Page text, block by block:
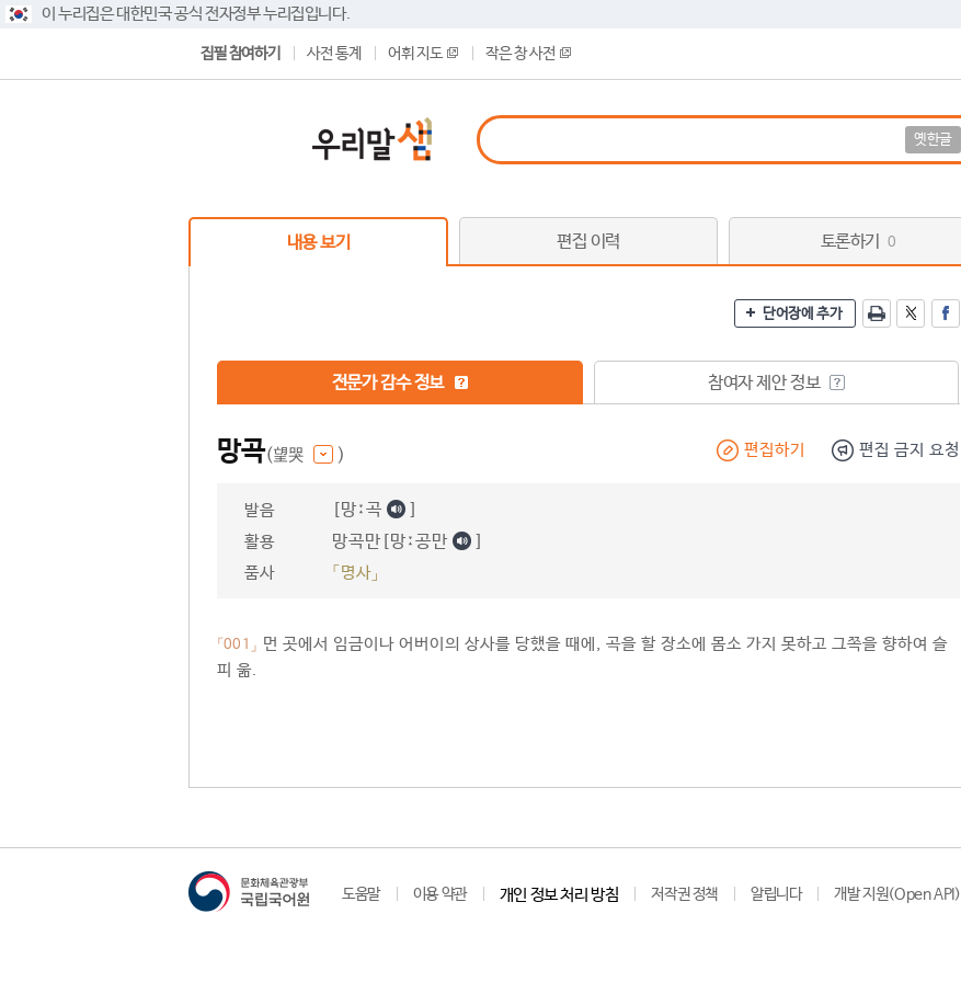
이 누리집은 대한민국 공식 전자정부 누리집입니다.
집필 참여하기 사전 통계 어휘 지도 작은 창 사전
옛한글
내용 보기 편집 이력 토론하기 0
단어장에 추가
전문가 감수 정보 참여자 제안 정보
망곡(望哭 ) 편집하기 편집 금지 요청
발음 [망ː곡 ]
활용 망곡만[망ː공만 ]
품사 「명사」
「001」 먼 곳에서 임금이나 어버이의 상사를 당했을 때에, 곡을 할 장소에 몸소 가지 못하고 그쪽을 향하여 슬
피 욺.
도움말 이용 약관 개인 정보 처리 방침 저작권 정책 알립니다 개발 지원(Open API)